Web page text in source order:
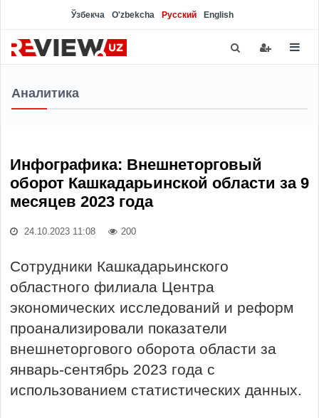
Ўзбекча O'zbekcha Русский English
Аналитика
Инфографика: Внешнеторговый
оборот Кашкадарьинской области за 9
месяцев 2023 года
24.10.2023 11:08 200
Сотрудники Кашкадарьинского
областного филиала Центра
экономических исследований и реформ
проанализировали показатели
внешнеторгового оборота области за
январь-сентябрь 2023 года с
использованием статистических данных.